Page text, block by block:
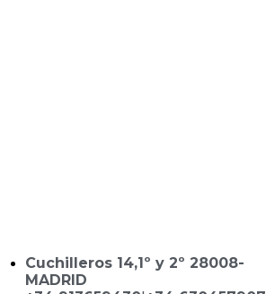
Cuchilleros 14,1º y 2º 28008-
MADRID